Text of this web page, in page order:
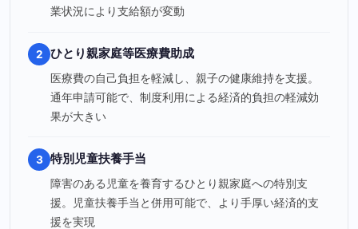
業状況により支給額が変動
2 ひとり親家庭等医療費助成
医療費の自己負担を軽減し、親子の健康維持を支援。
通年申請可能で、制度利用による経済的負担の軽減効
果が大きい
3 特別児童扶養手当
障害のある児童を養育するひとり親家庭への特別支
援。児童扶養手当と併用可能で、より手厚い経済的支
援を実現